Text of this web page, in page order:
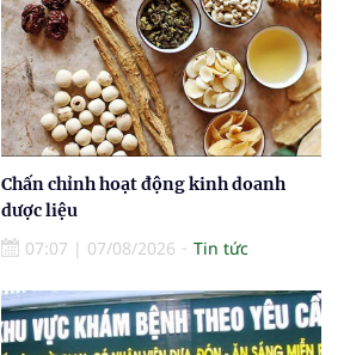
Chấn chỉnh hoạt động kinh doanh
dược liệu
07:07 | 07/08/2026 Tin tức